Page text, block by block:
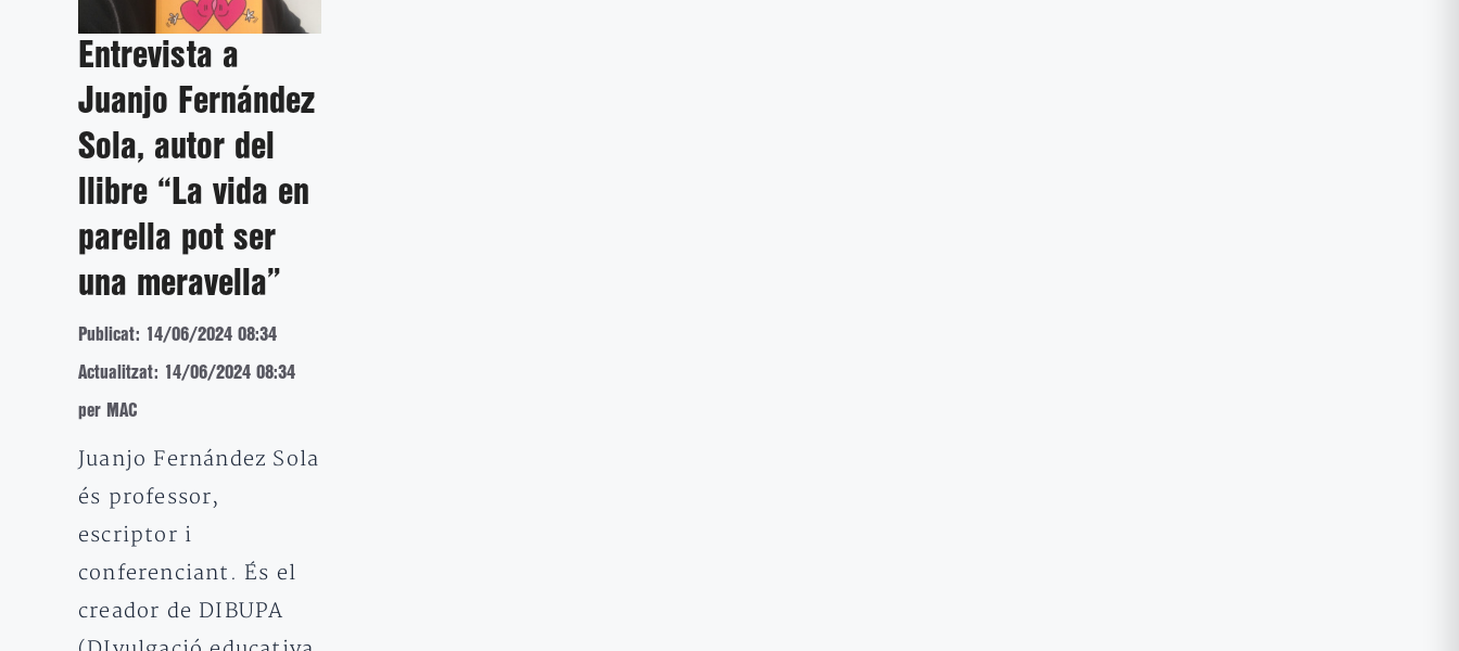
Entrevista a
Juanjo Fernández
Sola, autor del
llibre “La vida en
parella pot ser
una meravella”
Publicat: 14/06/2024 08:34
Actualitzat: 14/06/2024 08:34
per MAC
Juanjo Fernández Sola
és professor,
escriptor i
conferenciant. És el
creador de DIBUPA